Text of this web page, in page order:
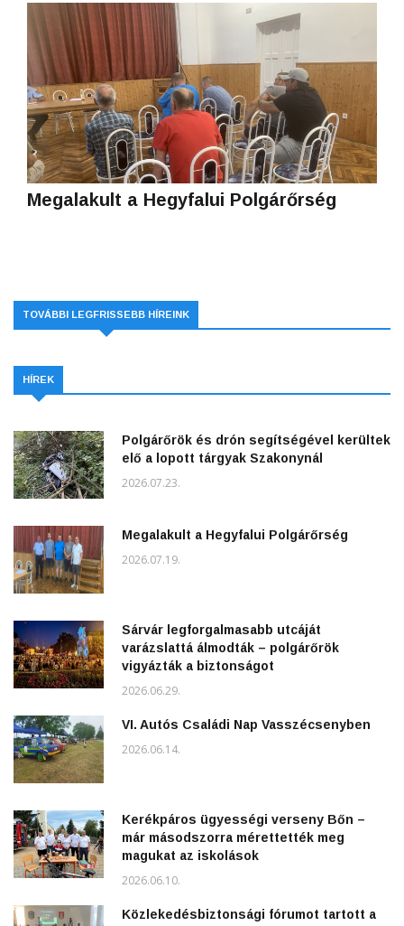
Megalakult a Hegyfalui Polgárőrség
TOVÁBBI LEGFRISSEBB HÍREINK
HÍREK
Polgárőrök és drón segítségével kerültek
elő a lopott tárgyak Szakonynál
2026.07.23.
Megalakult a Hegyfalui Polgárőrség
2026.07.19.
Sárvár legforgalmasabb utcáját
varázslattá álmodták – polgárőrök
vigyázták a biztonságot
2026.06.29.
VI. Autós Családi Nap Vasszécsenyben
2026.06.14.
Kerékpáros ügyességi verseny Bőn –
már másodszorra mérettették meg
magukat az iskolások
2026.06.10.
Közlekedésbiztonsági fórumot tartott a